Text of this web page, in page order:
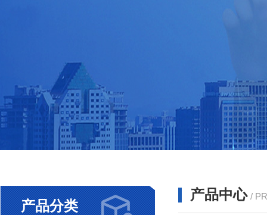
产品分类
产品中心 /